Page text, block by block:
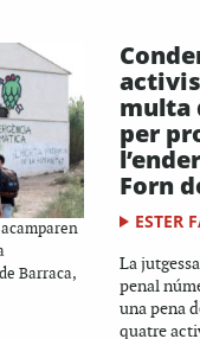
Barraca,
multa
per
Forn
ESTER
La
penal
una pena
quatre